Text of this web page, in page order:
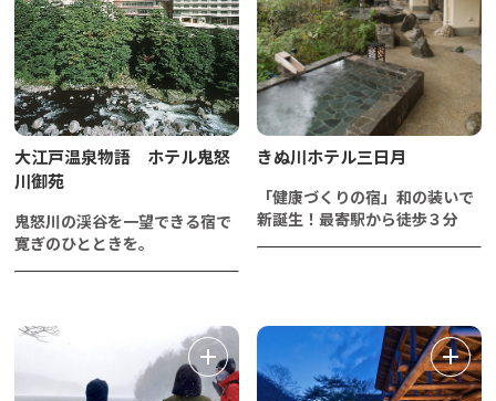
大江戸温泉物語 ホテル鬼怒
川御苑
鬼怒川の渓谷を一望できる宿で
寛ぎのひとときを。
きぬ川ホテル三日月
「健康づくりの宿」和の装いで
新誕生！最寄駅から徒歩３分